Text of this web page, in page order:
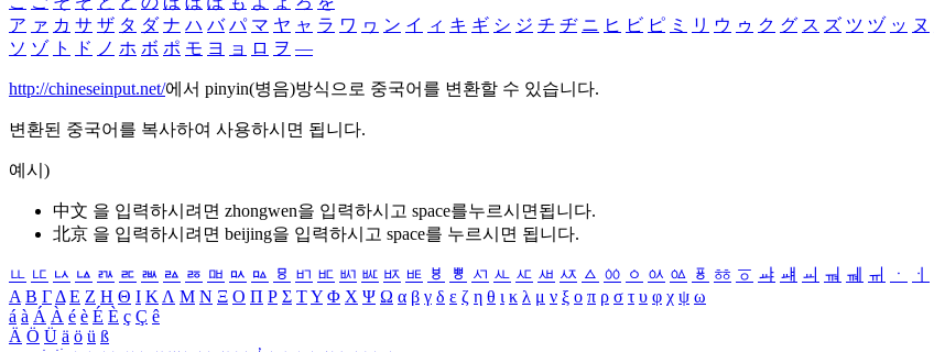
ア ァ カ サ ザ タ ダ ナ ハ バ パ マ ヤ ャ ラ ワ ヮ ン イ ィ キ ギ シ ジ チ ヂ ニ ヒ ビ ピ ミ リ ウ ゥ ク グ ス ズ ツ ヅ ッ ヌ
ソ ゾ ト ド ノ ホ ボ ポ モ ヨ ョ ロ ヲ ―
http://chineseinput.net/에서 pinyin(병음)방식으로 중국어를 변환할 수 있습니다.
변환된 중국어를 복사하여 사용하시면 됩니다.
예시)
中文 을 입력하시려면 zhongwen을 입력하시고 space를누르시면됩니다.
北京 을 입력하시려면 beijing을 입력하시고 space를 누르시면 됩니다.
ㅥ ㅦ ㅧ ㅨ ㅩ ㅪ ㅫ ㅬ ㅭ ㅮ ㅯ ㅰ ㅱ ㅲ ㅳ ㅴ ㅵ ㅶ ㅷ ㅸ ㅹ ㅺ ㅻ ㅼ ㅽ ㅾ ㅿ ㆀ ㆁ ㆂ ㆃ ㆄ ㆅ ㆆ ㆇ ㆈ ㆉ ㆊ ㆋ ㆌ ㆍ
ㆎ
Α Β ΓΔ Ε Ζ Η Θ Ι ΚΛ Μ Ν Ξ Ο Π Ρ Σ ΤΥ Φ Χ Ψ Ω α β γ δ ε ζ η θ ι κ λ μ ν ξ ο π ρ σ τ υ φ χ ψ ω
á à Á À é è É È ç Ç ê
Ä Ö Ü ä ö ü ß